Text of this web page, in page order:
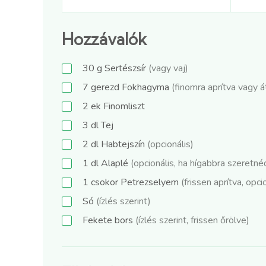
Hozzávalók
30 g Sertészsír (vagy vaj)
7 gerezd Fokhagyma (finomra aprítva vagy
2 ek Finomliszt
3 dlTej
2 dl Habtejszín (opcionális)
1 dlAlaplé (opcionális, ha hígabbra
1 csokor Petrezselyem (frissen aprítva,
Só (ízlés szerint)
Fekete bors (ízlés szerint, frissen őrölve)